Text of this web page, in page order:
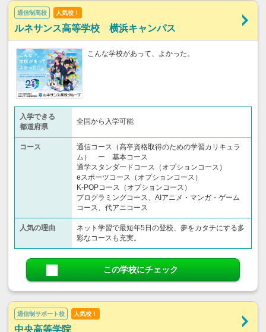
通信制高校 人気校！
ルネサンス高等学校 横浜キャンパス
こんな学校があって、よかった。
入学できる
都道府県
全国から入学可能
コース
通信コース（高卒資格取得のための学習カリキュラ
ム） ー 基本コース
通学スタンダードコース（オプションコース）
eスポーツコース（オプションコース）
K-POPコース（オプションコース）
プログラミングコース、AIアニメ・マンガ・ゲーム
コース、代アニコース
人気の理由
ネット学習で最短年5日の登校、夢をカタチにする多
彩なコースも充実。
この学校にチェック
通信制サポート校 人気校！
中央高等学院